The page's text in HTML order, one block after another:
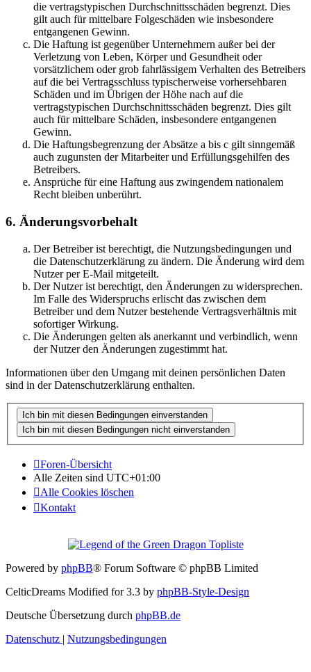
die vertragstypischen Durchschnittsschäden begrenzt. Dies
gilt auch für mittelbare Folgeschäden wie insbesondere
entgangenen Gewinn.
Die Haftung ist gegenüber Unternehmern außer bei der
Verletzung von Leben, Körper und Gesundheit oder
vorsätzlichem oder grob fahrlässigem Verhalten des Betreibers
auf die bei Vertragsschluss typischerweise vorhersehbaren
Schäden und im Übrigen der Höhe nach auf die
vertragstypischen Durchschnittsschäden begrenzt. Dies gilt
auch für mittelbare Schäden, insbesondere entgangenen
Gewinn.
Die Haftungsbegrenzung der Absätze a bis c gilt sinngemäß
auch zugunsten der Mitarbeiter und Erfüllungsgehilfen des
Betreibers.
Ansprüche für eine Haftung aus zwingendem nationalem
Recht bleiben unberührt.
6. Änderungsvorbehalt
Der Betreiber ist berechtigt, die Nutzungsbedingungen und
die Datenschutzerklärung zu ändern. Die Änderung wird dem
Nutzer per E-Mail mitgeteilt.
Der Nutzer ist berechtigt, den Änderungen zu widersprechen.
Im Falle des Widerspruchs erlischt das zwischen dem
Betreiber und dem Nutzer bestehende Vertragsverhältnis mit
sofortiger Wirkung.
Die Änderungen gelten als anerkannt und verbindlich, wenn
der Nutzer den Änderungen zugestimmt hat.
Informationen über den Umgang mit deinen persönlichen Daten
sind in der Datenschutzerklärung enthalten.
Foren-Übersicht
Alle Zeiten sind UTC+01:00
Alle Cookies löschen
Kontakt
Powered by phpBB® Forum Software © phpBB Limited
CelticDreams Modified for 3.3 by phpBB-Style-Design
Deutsche Übersetzung durch phpBB.de
Datenschutz | Nutzungsbedingungen